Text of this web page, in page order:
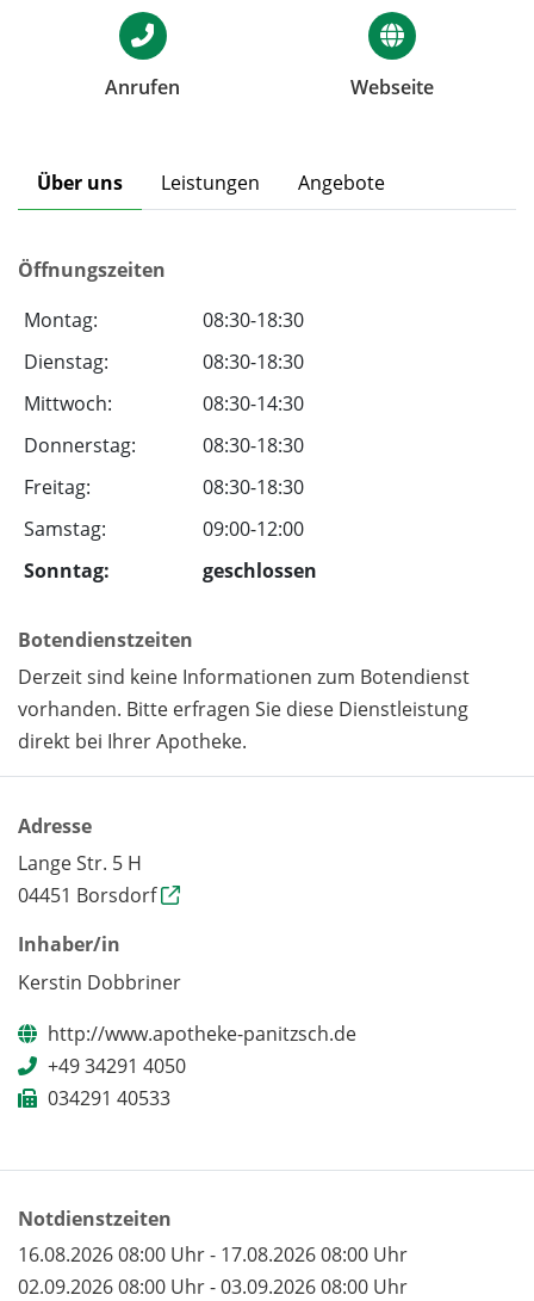
Anrufen Webseite
Über uns Leistungen Angebote
Öffnungszeiten
Montag:
08:30-18:30
Dienstag:
08:30-18:30
Mittwoch:
08:30-14:30
Donnerstag:
08:30-18:30
Freitag:
08:30-18:30
Samstag:
09:00-12:00
Sonntag:
geschlossen
Botendienstzeiten
Derzeit sind keine Informationen zum Botendienst
vorhanden. Bitte erfragen Sie diese Dienstleistung
direkt bei Ihrer Apotheke.
Adresse
Lange Str. 5 H
04451 Borsdorf
Inhaber/in
Kerstin Dobbriner
http://www.apotheke-panitzsch.de
+49 34291 4050
034291 40533
Notdienstzeiten
16.08.2026 08:00 Uhr - 17.08.2026 08:00 Uhr
02.09.2026 08:00 Uhr - 03.09.2026 08:00 Uhr